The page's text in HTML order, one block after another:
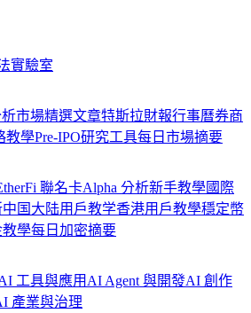
實驗室
市場精選文章特斯拉財報行事曆券商
教學Pre-IPO研究工具每日市場摘要
聯名卡Alpha 分析新手教學國際
中国大陆用戶教学香港用戶教學穩定幣
教學每日加密摘要
工具與應用 AI Agent 與開發AI 創作
產業與治理